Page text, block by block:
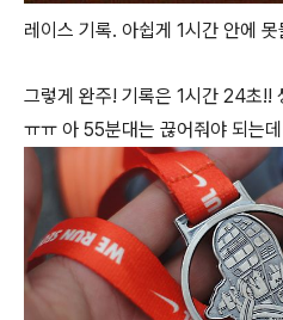
레이스 기록. 아쉽게 1시간 안에
그렇게 완주! 기록은 1시간 24초!!
ㅠㅠ 아 55분대는 끊어줘야 되는